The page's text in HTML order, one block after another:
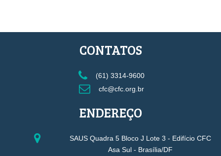
CONTATOS
(61) 3314-9600
cfc@cfc.org.br
ENDEREÇO
SAUS Quadra 5 Bloco J Lote 3 - Edifício CFC
Asa Sul - Brasília/DF